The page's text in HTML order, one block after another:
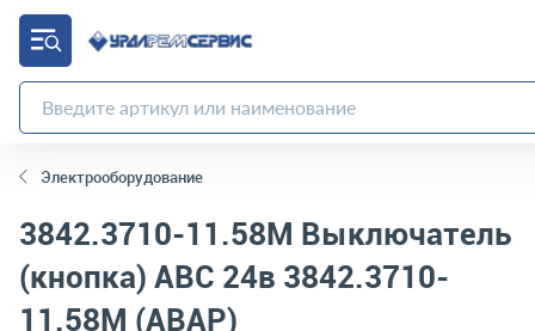
Электрооборудование
3842.3710-11.58М Выключатель
(кнопка) АВС 24в 3842.3710-
11.58М (АВАР)